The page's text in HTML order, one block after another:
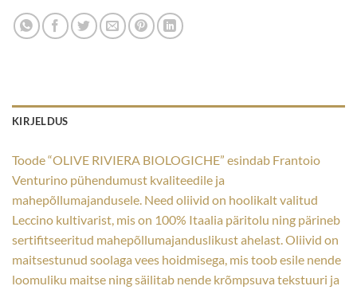
KIRJELDUS
Toode “OLIVE RIVIERA BIOLOGICHE” esindab Frantoio
Venturino pühendumust kvaliteedile ja
mahepõllumajandusele. Need oliivid on hoolikalt valitud
Leccino kultivarist, mis on 100% Itaalia päritolu ning pärineb
sertifitseeritud mahepõllumajanduslikust ahelast. Oliivid on
maitsestunud soolaga vees hoidmisega, mis toob esile nende
loomuliku maitse ning säilitab nende krõmpsuva tekstuuri ja